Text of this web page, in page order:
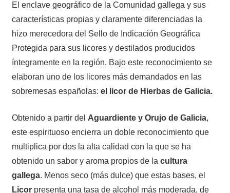
El enclave geográfico de la Comunidad gallega y sus
características propias y claramente diferenciadas la
hizo merecedora del Sello de Indicación Geográfica
Protegida para sus licores y destilados producidos
íntegramente en la región. Bajo este reconocimiento se
elaboran uno de los licores más demandados en las
sobremesas españolas: el licor de Hierbas de Galicia.
Obtenido a partir del Aguardiente y Orujo de Galicia,
este espirituoso encierra un doble reconocimiento que
multiplica por dos la alta calidad con la que se ha
obtenido un sabor y aroma propios de la cultura
gallega. Menos seco (más dulce) que estas bases, el
Licorpresenta una tasa de alcohol más moderada, de